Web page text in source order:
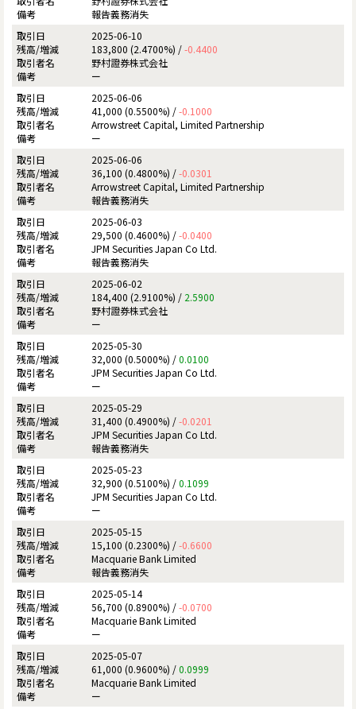
報告義務消失
2025-06-10
183,800 (2.4700%) /-0.4400
野村證券株式会社
ー
2025-06-06
41,000 (0.5500%) /-0.1000
Arrowstreet Capital, Limited Partnership
ー
2025-06-06
36,100 (0.4800%) /-0.0301
Arrowstreet Capital, Limited Partnership
報告義務消失
2025-06-03
29,500 (0.4600%) /-0.0400
JPM Securities Japan Co Ltd.
報告義務消失
2025-06-02
184,400 (2.9100%) / 2.5900
野村證券株式会社
ー
2025-05-30
32,000 (0.5000%) /0.0100
JPM Securities Japan Co Ltd.
ー
2025-05-29
31,400 (0.4900%) /-0.0201
JPM Securities Japan Co Ltd.
報告義務消失
2025-05-23
32,900 (0.5100%) /0.1099
JPM Securities Japan Co Ltd.
ー
2025-05-15
15,100 (0.2300%) /-0.6600
Macquarie Bank Limited
報告義務消失
2025-05-14
56,700 (0.8900%) /-0.0700
Macquarie Bank Limited
ー
2025-05-07
61,000 (0.9600%) /0.0999
Macquarie Bank Limited
ー